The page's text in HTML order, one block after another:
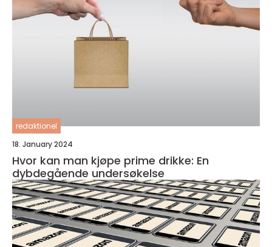
redaktionel
18. January 2024
Hvor kan man kjøpe prime drikke: En
dybdegående undersøkelse